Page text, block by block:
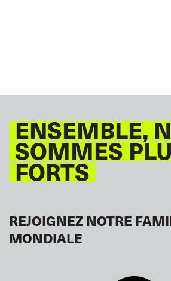
ENSEMBLE,
SOMMES
FORTS
REJOIGNEZ NOTRE
MONDIALE